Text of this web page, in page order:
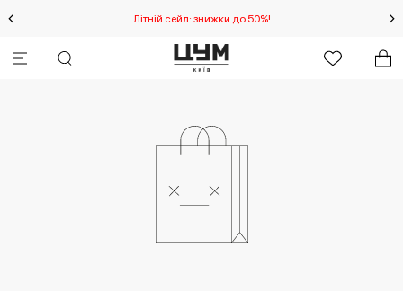
Літній сейл: знижки до 50%!